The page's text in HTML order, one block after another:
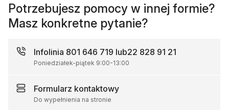
Potrzebujesz pomocy w innej formie?
Masz konkretne pytanie?
Infolinia 801 646 719 lub22 828 91 21
Poniedziałek-piątek 9:00-13:00
Formularz kontaktowy
Do wypełnienia na stronie